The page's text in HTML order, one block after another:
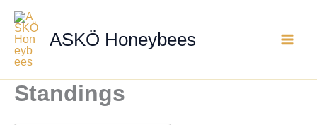
Inhalt
springen
ASKÖ Honeybees
Standings